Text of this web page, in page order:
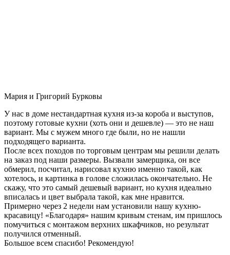
Мария и Григорий Бурковы
У нас в доме нестандартная кухня из-за короба и выступов,
поэтому готовые кухни (хоть они и дешевле) — это не наш
вариант. Мы с мужем много где были, но не нашли
подходящего варианта.
После всех походов по торговым центрам мы решили делать
на заказ под наши размеры. Вызвали замерщика, он все
обмерил, посчитал, нарисовал кухню именно такой, как
хотелось, и картинка в голове сложилась окончательно. Не
скажу, что это самый дешевый вариант, но кухня идеально
вписалась и цвет выбрала такой, как мне нравится.
Примерно через 2 недели нам установили нашу кухню-
красавицу! «Благодаря» нашим кривым стенам, им пришлось
помучиться с монтажом верхних шкафчиков, но результат
получился отменный.
Большое всем спасибо! Рекомендую!